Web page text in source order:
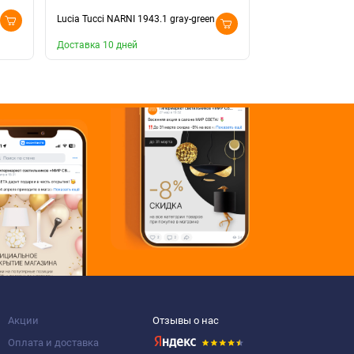
Lucia Tucci NARNI 1943.1 gray-green
Доставка 10 дней
Акции
Оплата и доставка
Отзывы о нас